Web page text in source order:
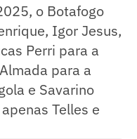
o Botafogo
Igor Jesus,
Perri para a
para a
e Savarino
Telles e